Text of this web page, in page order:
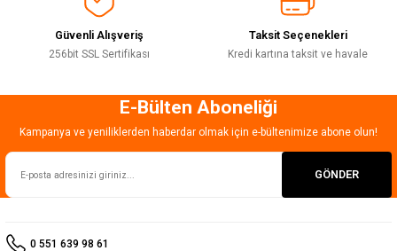
Gönder
Güvenli Alışveriş
256bit SSL Sertifikası
Taksit Seçenekleri
Kredi kartına taksit ve havale
E-Bülten Aboneliği
Kampanya ve yeniliklerden haberdar olmak için e-bültenimize abone olun!
GÖNDER
0 551 639 98 61